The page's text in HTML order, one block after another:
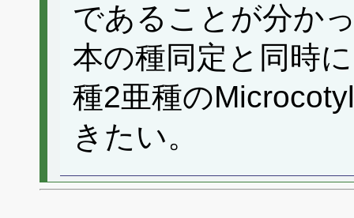
であることが分か
本の種同定と同時
種2亜種の
きたい。